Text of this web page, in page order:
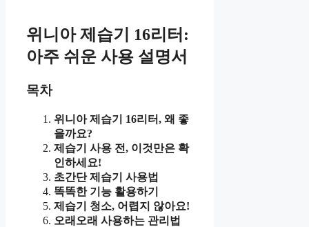
위니아 제습기 16리터:
아주 쉬운 사용 설명서
목차
위니아 제습기 16리터, 왜 좋
을까요?
제습기 사용 전, 이것만은 확
인하세요!
초간단 제습기 사용법
똑똑한 기능 활용하기
제습기 청소, 어렵지 않아요!
오래오래 사용하는 관리법